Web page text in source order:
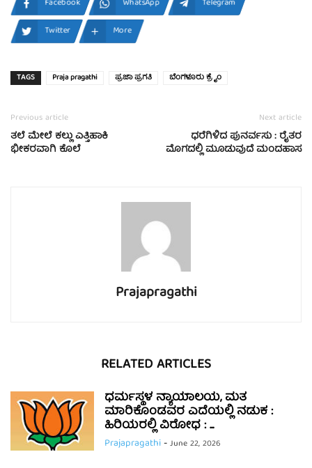
Facebook WhatsApp
Telegram
Twitter
More
TAGS Praja pragathi ಪ್ರಜಾ ಪ್ರಗತಿ ಬೆಂಗಳೂರು ಕ್ರೈಂ
Previous article
ತಲೆ ಮೇಲೆ ಕಲ್ಲು ಎತ್ತಿಹಾಕಿ
ಭೀಕರವಾಗಿ ಕೊಲೆ
Next article
ಧರೆಗಿಳಿದ ಪುನರ್ವಸು : ರೈತರ
ಮೊಗದಲ್ಲಿ ಮೂಡುವುದೆ ಮಂದಹಾಸ
Prajapragathi
RELATED ARTICLES
ಧರ್ಮಸ್ಥಳ ನ್ಯಾಯಾಲಯ, ಮತ
ಮಾರಿಕೊಂಡವರ ಎದೆಯಲ್ಲಿ ನಡುಕ :
ಹಿರಿಯರಲ್ಲಿ ವಿರೋಧ : ...
Prajapragathi-June 22, 2026